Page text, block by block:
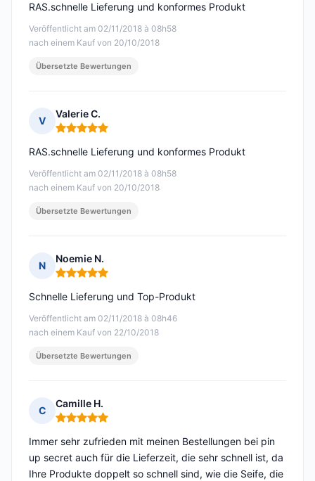
Veröffentlicht am 02/11/2018 à 08h58
nach einem Kauf von 20/10/2018
RAS.schnelle Lieferung und konformes Produkt
Übersetzte Bewertungen
V
Valerie C.
Hinweis: 5 von 5
Veröffentlicht am 02/11/2018 à 08h58
nach einem Kauf von 20/10/2018
RAS.schnelle Lieferung und konformes Produkt
Übersetzte Bewertungen
N
Noemie N.
Hinweis: 5 von 5
Veröffentlicht am 02/11/2018 à 08h46
nach einem Kauf von 22/10/2018
Schnelle Lieferung und Top-Produkt
Übersetzte Bewertungen
C
Camille H.
Hinweis: 5 von 5
Immer sehr zufrieden mit meinen Bestellungen bei pin
up secret auch für die Lieferzeit, die sehr schnell ist, da
Ihre Produkte doppelt so schnell sind, wie die Seife, die